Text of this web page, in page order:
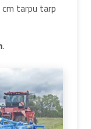
tarpu tarp
.